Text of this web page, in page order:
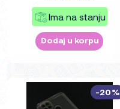
Ima na stanju
Dodaj u korpu
-20%